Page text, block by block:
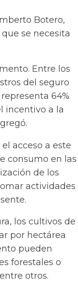
Botero,
se necesita
Entre los
del seguro
64%
incentivo a la
acceso a este
consumo en las
de los
actividades
, los cultivos de
por hectárea
pueden
forestales o
otros.